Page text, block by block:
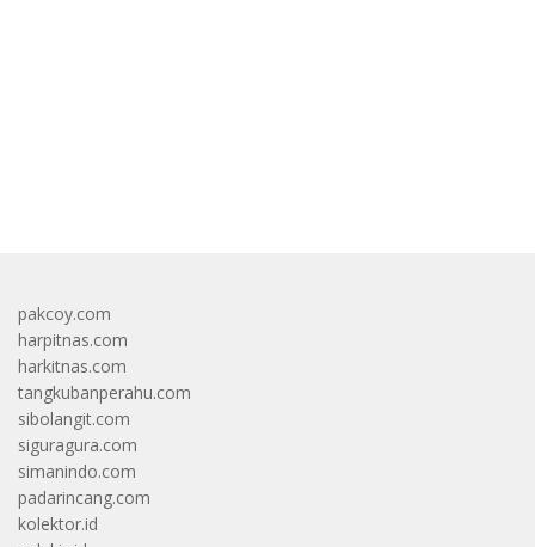
pakcoy.com
harpitnas.com
harkitnas.com
tangkubanperahu.com
sibolangit.com
siguragura.com
simanindo.com
padarincang.com
kolektor.id